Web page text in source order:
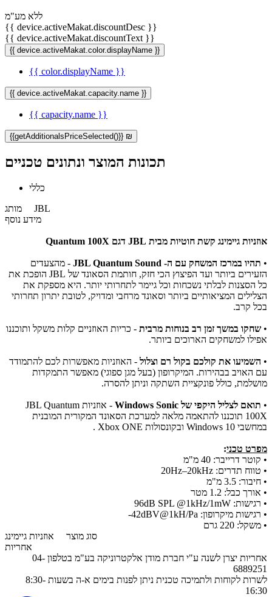
ללא מע"מ
{{ device.activeMakat.discountDesc }}
{{ device.activeMakat.discountText }}
{{ device.activeMakat.color.displayName }}
{{ color.displayName }}
{{ device.activeMakat.capacity.name }}
{{ capacity.name }}
{{getAdditionalsPriceSelected()}} ₪
תכונות המוצר ונתונים טכניים
כללי
מותג JBL
מידע נוסף
אוזניות גיימינג קשת חוטיות מבית JBL דגם Quantum 100X
• תהיו במרכז המשחק עם ה- JBL Quantum Sound
- מהצעדים
הזעירים ביותר ועד הפיצוץ הכי חזק, חותמת הסאונד של JBL הופכת את
כל הסצנות לבלתי נשכחות וכל גיימר לתחרותי יותר. היא מספקת את
הצלילים המציאותיים ביותר וסאונד מרחבי ומדויק, לטובת יתרון תחרותי
בכל קרב.
• שחקו במשך זמן רב בנוחות מרבית - כריות האוזניים קלות משקל ותוכננו
אפילו למשחקים הארוכים ביותר.
• השמיעו את קולכם בקול רם וצלול - האוזניות מאפשרות לכם להתמודד
עם האויב בבהירות. המיקרופון (בעל מגן ספוגי) מאפשר התמקדות
מושלמת, כולל פונקציית השתקה וניתן להסרה.
• תואם לצליל היקפי של Windows Sonic
- אוזניות JBL Quantum
100X תוכננו להתאמה מלאה למערכת הסאונד המקורית המובנית
במחשבי Windows 10 ובקונסולות Xbox ONE .
מפרט טכני:
• קוטר דרייבר: 40 מ"מ
• טווח תדרים: 20Hz–20kHz
• חיבור: 3.5 מ"מ
• אורך כבל: 1.2 מטר
• רגישות: 96dB SPL @1kHz/1mW
• רגישות מיקרופון: 42dBV@1kH/Pa-
• משקל: 220 גרם
סוג מוצר אוזניות גיימינג
אחריות
אחריות יצרן לשנה ע"י חברת מודן אלקטרוניקה בע"מ בטלפון 04-
6889251
לשרות לקוחות ולתמיכה טכנית ניתן לפנות בימים א-ה בשעות 8:30-
16:30